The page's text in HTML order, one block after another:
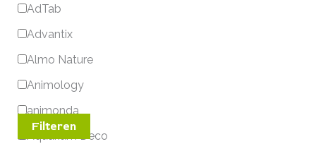
AdTab
Advantix
Almo Nature
Animology
animonda
Aquarium Deco
Filteren